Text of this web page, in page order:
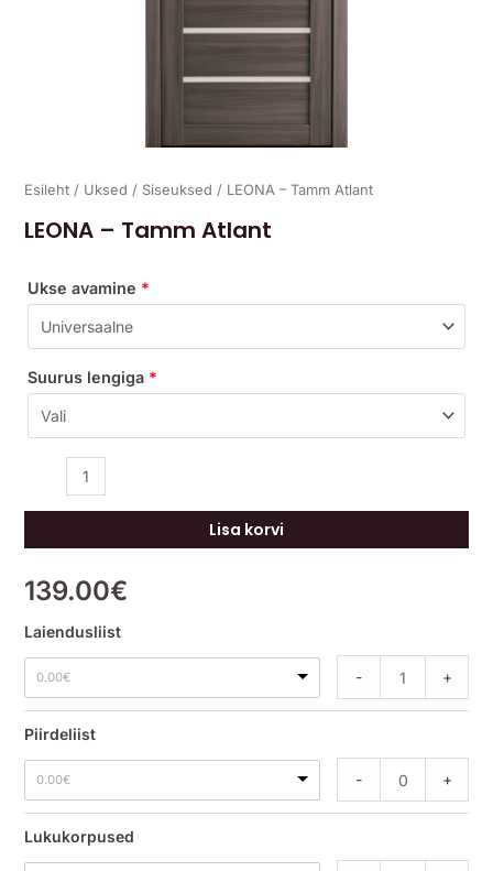
Esileht/ Uksed / Siseuksed / LEONA – Tamm Atlant
LEONA – Tamm Atlant
139.00€
Laiendusliist
0.00€ - +
Piirdeliist
0.00€ - +
Lukukorpused
Ukse avamine *
Suurus lengiga *
Lisa korvi